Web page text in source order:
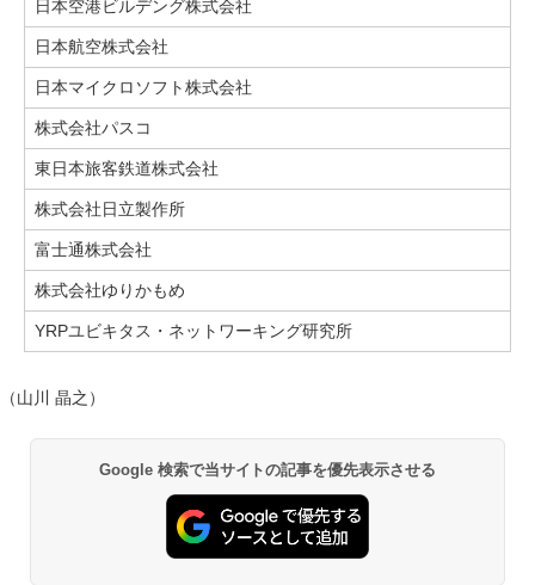
日本空港ビルデング株式会社
日本航空株式会社
日本マイクロソフト株式会社
株式会社パスコ
東日本旅客鉄道株式会社
株式会社日立製作所
富士通株式会社
株式会社ゆりかもめ
YRPユビキタス・ネットワーキング研究所
（山川 晶之）
Google 検索で当サイトの記事を優先表示させる